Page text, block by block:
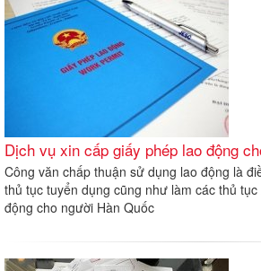
Dịch vụ xin cấp giấy phép lao động
Công văn chấp thuận sử dụng lao động là
thủ tục tuyển dụng cũng như làm các thủ
động cho người Hàn Quốc